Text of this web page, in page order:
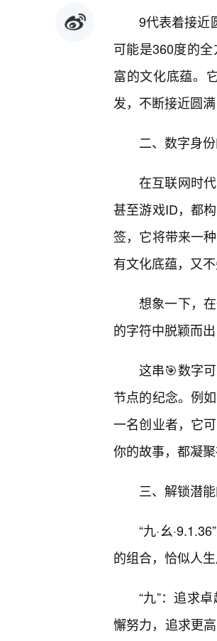
9代表着接近
可能是360度的全
富的文化底蕴。
发，不断接近圆
二、数字身
在互联网时
甚至游戏ID，都
签，它将带来一
有文化底蕴，又不
想象一下，
的字符中脱颖而
这串🎯数字
节点的纪念。例
一名创业者，它
你的故事，都凝
三、解锁潜
“九·幺
的组合，恰似人
“九”：追求
懈努力，追求更